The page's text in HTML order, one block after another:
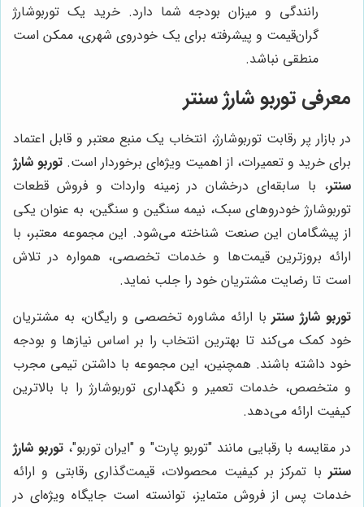
رانندگی و میزان بودجه شما دارد. خرید یک توربوشارژ
گران‌قیمت و پیشرفته برای یک خودروی شهری، ممکن است
منطقی نباشد.
معرفی توربو شارژ سنتر
در بازار پر رقابت توربوشارژ، انتخاب یک منبع معتبر و قابل اعتماد
برای خرید و تعمیرات، از اهمیت ویژه‌ای برخوردار است. توربو شارژ
سنتر، با سابقه‌ای درخشان در زمینه واردات و فروش قطعات
توربوشارژ خودروهای سبک، نیمه سنگین و سنگین، به عنوان یکی
از پیشگامان این صنعت شناخته می‌شود. این مجموعه معتبر، با
ارائه بروزترین قیمت‌ها و خدمات تخصصی، همواره در تلاش
است تا رضایت مشتریان خود را جلب نماید.
توربو شارژ سنتر با ارائه مشاوره تخصصی و رایگان، به مشتریان
خود کمک می‌کند تا بهترین انتخاب را بر اساس نیازها و بودجه
خود داشته باشند. همچنین، این مجموعه با داشتن تیمی مجرب
و متخصص، خدمات تعمیر و نگهداری توربوشارژ را با بالاترین
کیفیت ارائه می‌دهد.
در مقایسه با رقبایی مانند "توربو پارت" و "ایران توربو"،توربو شارژ
سنتر با تمرکز بر کیفیت محصولات، قیمت‌گذاری رقابتی و ارائه
خدمات پس از فروش متمایز، توانسته است جایگاه ویژه‌ای در